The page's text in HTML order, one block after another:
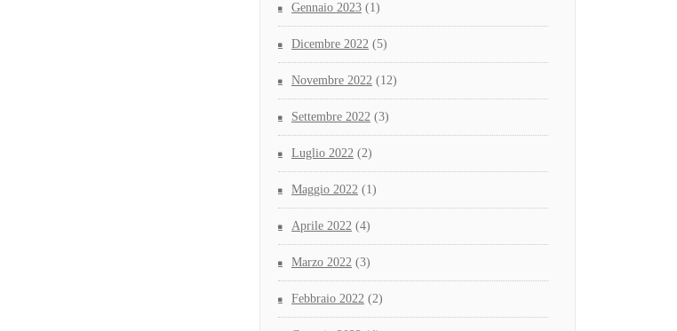
Gennaio 2023 (1)
Dicembre 2022 (5)
Novembre 2022 (12)
Settembre 2022 (3)
Luglio 2022 (2)
Maggio 2022 (1)
Aprile 2022 (4)
Marzo 2022 (3)
Febbraio 2022 (2)